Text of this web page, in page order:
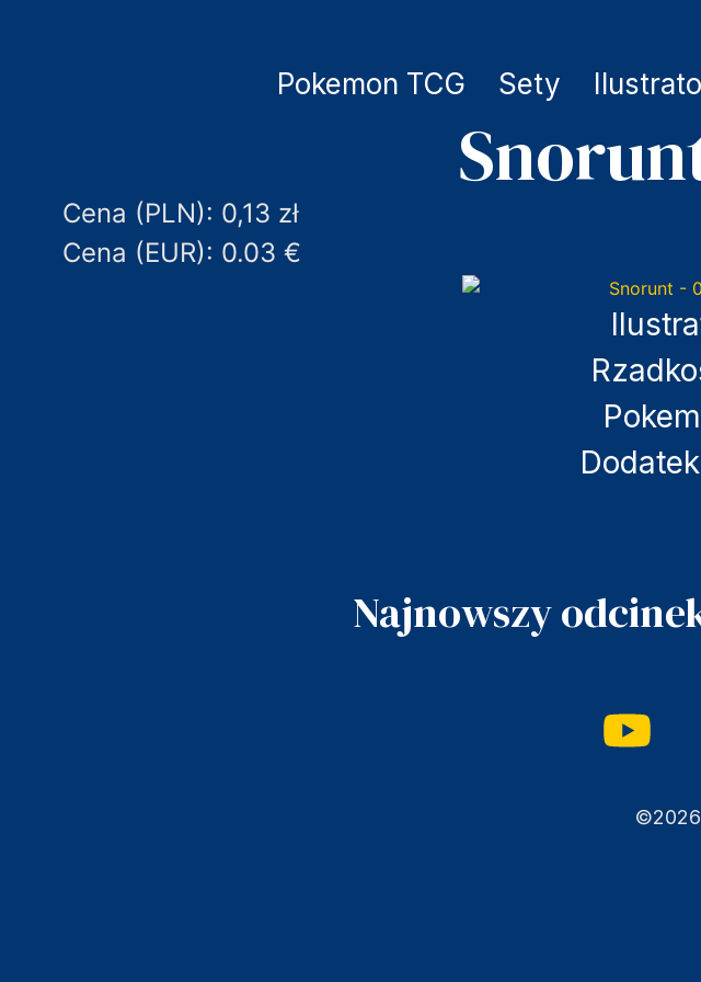
Pokemon TCG Sety
Cena (PLN): 0,13 zł
Cena (EUR): 0.03 €
Najnowszy
©2026